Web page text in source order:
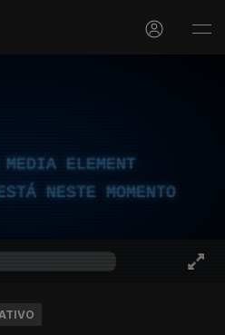
ELEMENT
NESTE MOMENTO